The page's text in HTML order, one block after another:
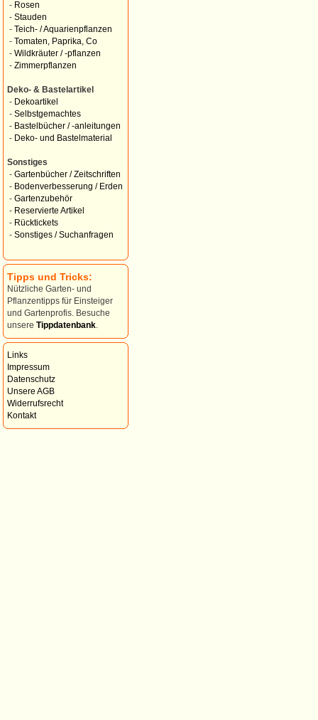
- Rosen
- Stauden
- Teich- / Aquarienpflanzen
- Tomaten, Paprika, Co
- Wildkräuter / -pflanzen
- Zimmerpflanzen
Deko- & Bastelartikel
- Dekoartikel
- Selbstgemachtes
- Bastelbücher / -anleitungen
- Deko- und Bastelmaterial
Sonstiges
- Gartenbücher / Zeitschriften
- Bodenverbesserung / Erden
- Gartenzubehör
- Reservierte Artikel
- Rücktickets
- Sonstiges / Suchanfragen
Tipps und Tricks:
Nützliche Garten- und
Pflanzentipps für Einsteiger
und Gartenprofis. Besuche
unsere Tippdatenbank
Links
Impressum
Datenschutz
Unsere AGB
Widerrufsrecht
Kontakt